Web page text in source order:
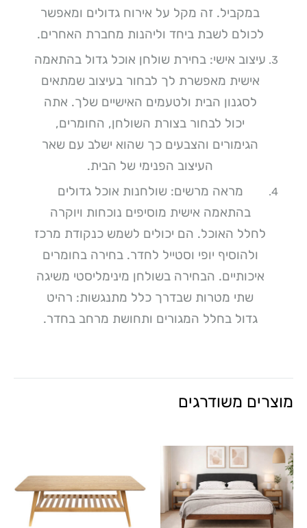
במקביל. זה מקל על אירוח גדולים ומאפשר
לכולם לשבת ביחד וליהנות מחברת האחרים.
עיצוב אישי: בחירת שולחן אוכל גדול בהתאמה
אישית מאפשרת לך לבחור בעיצוב שמתאים
לסגנון הבית ולטעמים האישיים שלך. אתה
יכול לבחור בצורת השולחן, החומרים,
הגימורים והצבעים כך שהוא ישלב עם שאר
העיצוב הפנימי של הבית.
מראה מרשים: שולחנות אוכל גדולים
בהתאמה אישית מוסיפים נוכחות ויוקרה
לחלל האוכל. הם יכולים לשמש כנקודת מרכז
ולהוסיף יופי וסטייל לחדר. בחירה בחומרים
איכותיים. הבחירה בשולחן מינימליסטי משיגה
שתי מטרות שבדרך כלל מתנגשות: רהיט
גדול בחלל המגורים ותחושת מרחב בחדר.
מוצרים משודרגים